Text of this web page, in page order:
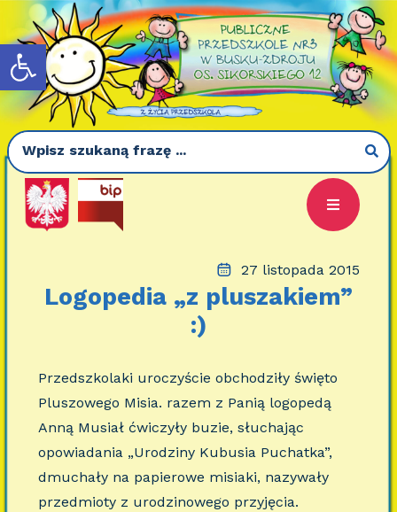
Otwórz pasek narzędzi
27 listopada 2015
Logopedia „z pluszakiem”
:)
Przedszkolaki uroczyście obchodziły święto
Pluszowego Misia. razem z Panią logopedą
Anną Musiał ćwiczyły buzie, słuchając
opowiadania „Urodziny Kubusia Puchatka”,
dmuchały na papierowe misiaki, nazywały
przedmioty z urodzinowego przyjęcia.